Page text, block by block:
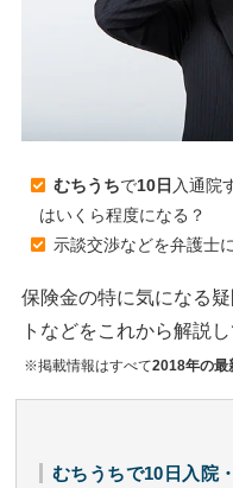
むちうちで10日 入通院
はいくら程度になる？
示談交渉などを弁護士
保険金の特に気になる
トなどをこれから解説し
※掲載情報はすべて2018年の最
むちうちで10日入院